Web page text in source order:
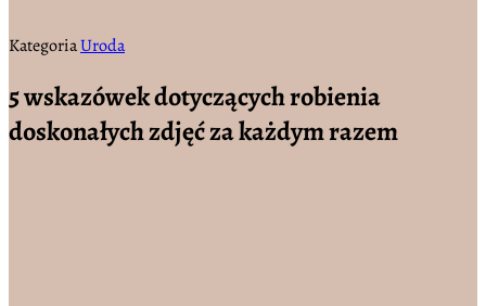
KategoriaUroda
5 wskazówek dotyczących robienia
doskonałych zdjęć za każdym razem